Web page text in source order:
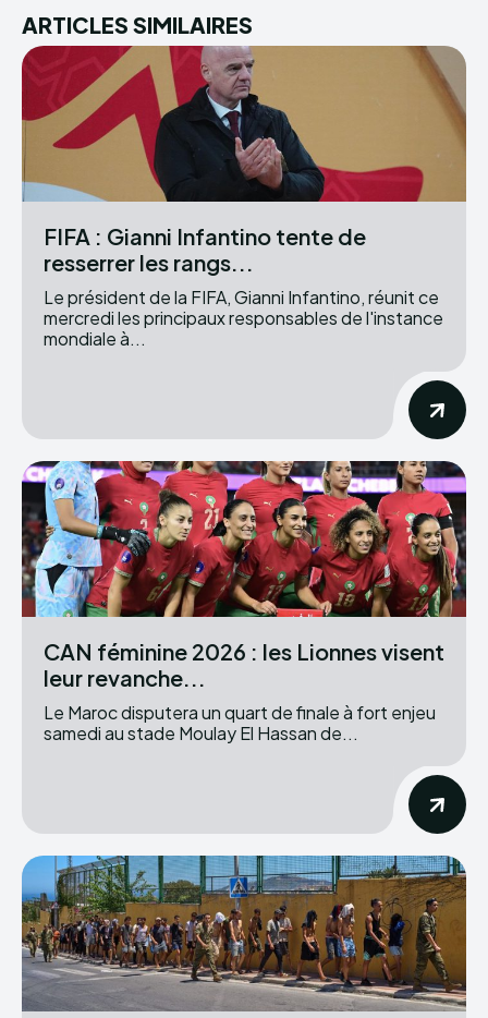
ARTICLES SIMILAIRES
FIFA : Gianni Infantino tente de
resserrer les rangs...
Le président de la FIFA, Gianni Infantino, réunit ce
mercredi les principaux responsables de l'instance
mondiale à...
CAN féminine 2026 : les Lionnes visent
leur revanche...
Le Maroc disputera un quart de finale à fort enjeu
samedi au stade Moulay El Hassan de...